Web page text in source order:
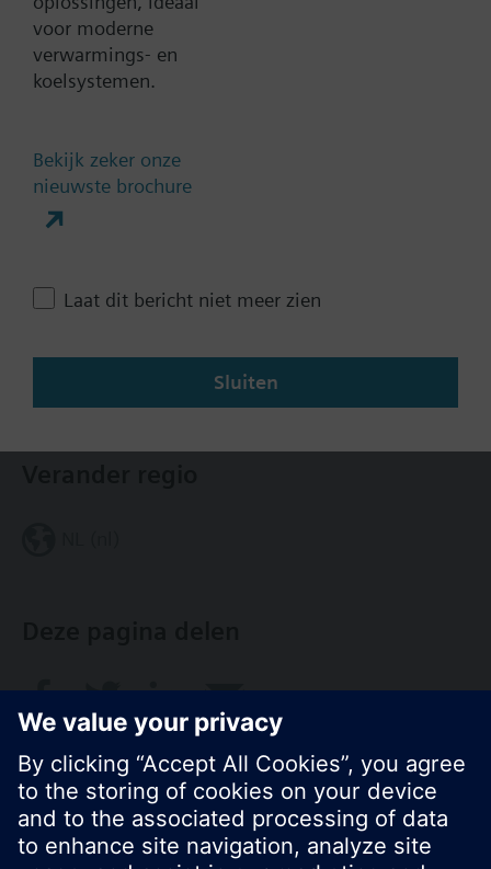
Documenten
Technische samenvatting
Enkele selecteerbare
accessoires
accessoires
voor moderne
verwarmings- en
koelsystemen.
Bekijk zeker onze
nieuwste brochure
Laat dit bericht niet meer zien
Sluiten